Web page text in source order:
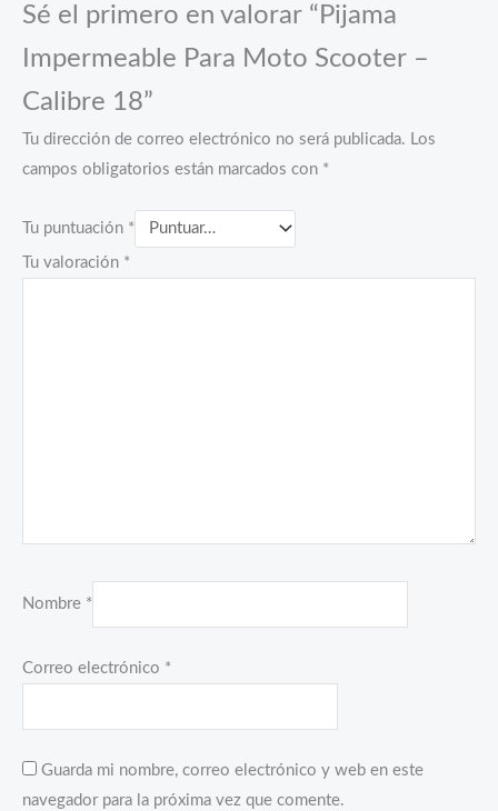
Sé el primero en valorar “Pijama
Impermeable Para Moto Scooter –
Calibre 18”
Tu dirección de correo electrónico no será publicada. Los
campos obligatorios están marcados con *
Tu puntuación *
Tu valoración *
Nombre *
Correo electrónico *
Guarda mi nombre, correo electrónico y web en este
navegador para la próxima vez que comente.